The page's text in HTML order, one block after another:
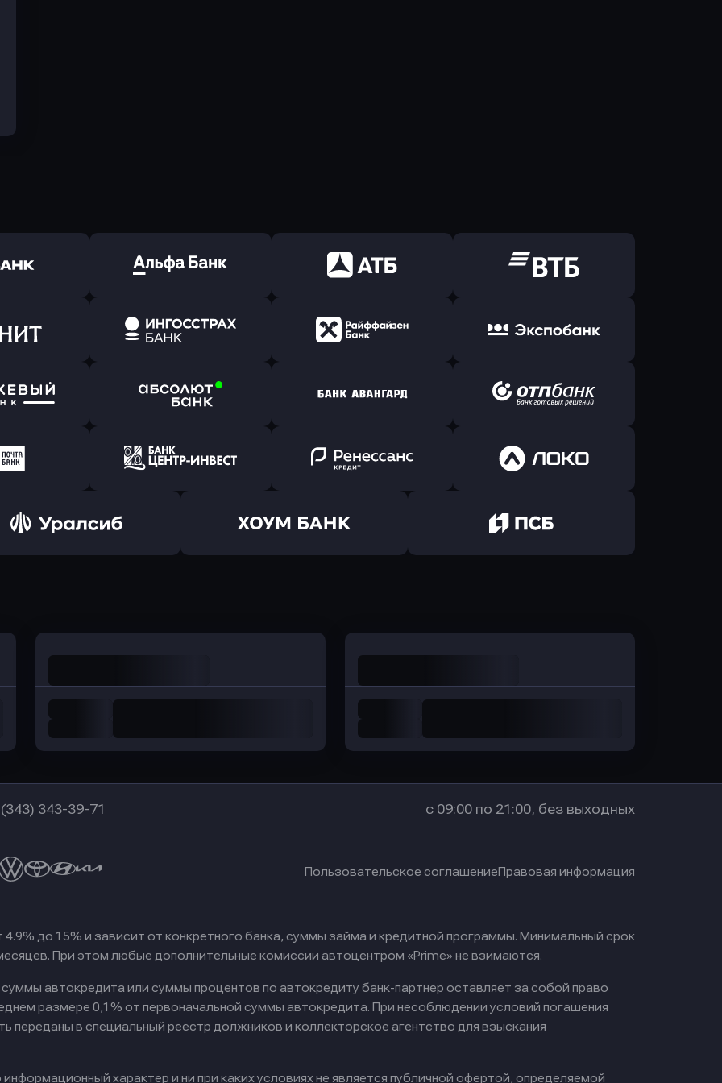
заявку
Оправить заявку
в Альфа-Банк
Оправить заявку
в АТБ Банк
в ВТБ
заявку
Банк
Оправить заявку
в Ингосстрах Банк
в Райффайзен Банк
Оправить заявку
в Экспобанк
заявку
Оправить заявку
в Абсолют Банк
Оправить заявку
в Банк Авангард
Оправить заявку
в ОТП БАНК
заявку
Банк
Оправить заявку
Оправить заявку
в Ренессанс Банк
Оправить заявку
в Локо-Банк
343-39-71 с 09:00 по 21:00, без выходных
Пользовательское соглашениеПравовая информация
4.9% до 15% и зависит от конкретного банка, суммы займа и кредитной программы. Минимальный срок
При этом любые дополнительные комиссии автоцентром «Prime» не взимаются.
автокредита или суммы процентов по автокредиту банк-партнер оставляет за собой право
размере 0,1% от первоначальной суммы автокредита. При несоблюдении условий погашения
переданы в специальный реестр должников и коллекторское агентство для взыскания
характер и ни при каких условиях не является публичной офертой, определяемой